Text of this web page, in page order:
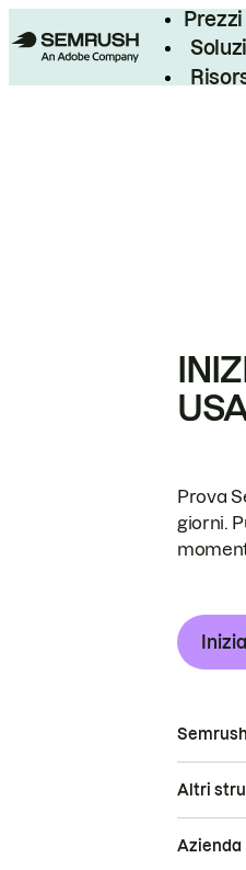
Prezzi
Prova
giorni.
Semrush
Altri
Azienda